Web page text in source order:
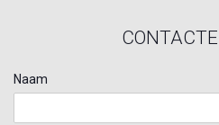
Naam